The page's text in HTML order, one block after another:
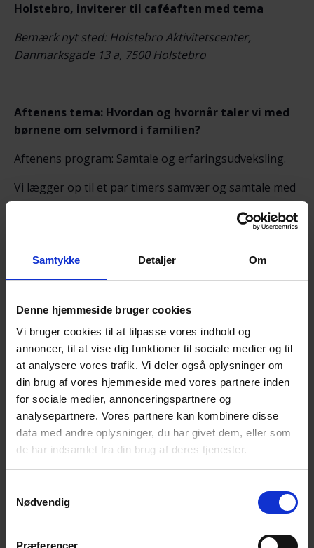
Samtykke Detaljer Om
Denne hjemmeside bruger cookies
Vi bruger cookies til at tilpasse vores indhold og
annoncer, til at vise dig funktioner til sociale medier og til
at analysere vores trafik. Vi deler også oplysninger om
din brug af vores hjemmeside med vores partnere inden
for sociale medier, annonceringspartnere og
analysepartnere. Vores partnere kan kombinere disse
data med andre oplysninger, du har givet dem, eller som
de har indsamlet fra din brug af deres tjenester.
Nødvendig
Præferencer
Holstebro, inviterer til caféaften med tema
Bemærk nyt sted: Holstebro Aktivitetscenter,
Danmarksgade 13 a, 7500 Holstebro
Aftenens tema: Hvordan og hvornår taler vi med
børnene om selvmord i familien?
Aftenens program: Samtale og erfaringsudveksling.
Vi lægger op til et par timers samvær og samtale med
andre efterladte efter selvmord.
Her er det OK at tale om sorgen, savnet og de svære
Det der tales om, er i fortrolighed mellem deltagerne.
NB! – Tilmelding senest søndag 17. marts kl. 18.00
via NemTilmeld:
https://efterladte.nemtilmeld.dk/312/
Alle er velkomne!
Til vore arrangementer møder du andre
efterladte efter selvmord.
fortrolighed mellem deltagerne, naturligvis.
et
fællesskab, hvor selvmord ikke er tabu.